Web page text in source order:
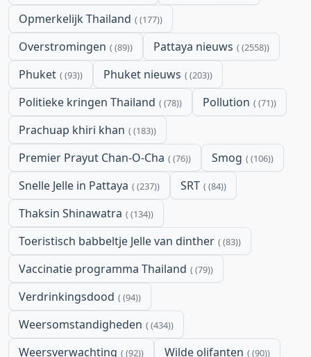
Opmerkelijk Thailand (177)
Overstromingen (89) Pattaya nieuws (2558)
Phuket (93) Phuket nieuws (203)
Politieke kringen Thailand (78) Pollution (71)
Prachuap khiri khan (183)
Premier Prayut Chan-O-Cha (76) Smog (106)
Snelle Jelle in Pattaya (237) SRT (84)
Thaksin Shinawatra (134)
Toeristisch babbeltje Jelle van dinther (83)
Vaccinatie programma Thailand (79)
Verdrinkingsdood (94)
Weersomstandigheden (434)
Weersverwachting (92) Wilde olifanten (90)